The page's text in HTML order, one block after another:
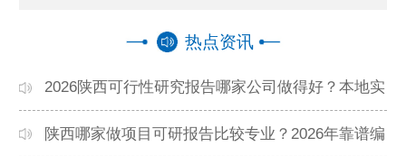
热点资讯
2026陕西可行性研究报告哪家公司做得好？本地实
力机构排名
陕西哪家做项目可研报告比较专业？2026年靠谱编